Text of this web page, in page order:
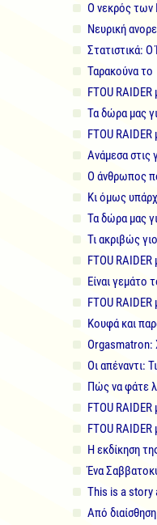
Ο νεκρός των
Νευρική
Στατιστικά:
Ταρακούνα το
FTOU
Τα δώρα μας
FTOU
Ανάμεσα στις
Ο άνθρωπος
Κι όμως
Τα δώρα μας
Τι ακριβώς
FTOU
Είναι γεμάτο
FTOU
Κουφά και
Orgasmatron:
Οι απέναντι:
Πώς να φάτε
FTOU
FTOU
Η εκδίκηση
Ένα
This is a story
Από